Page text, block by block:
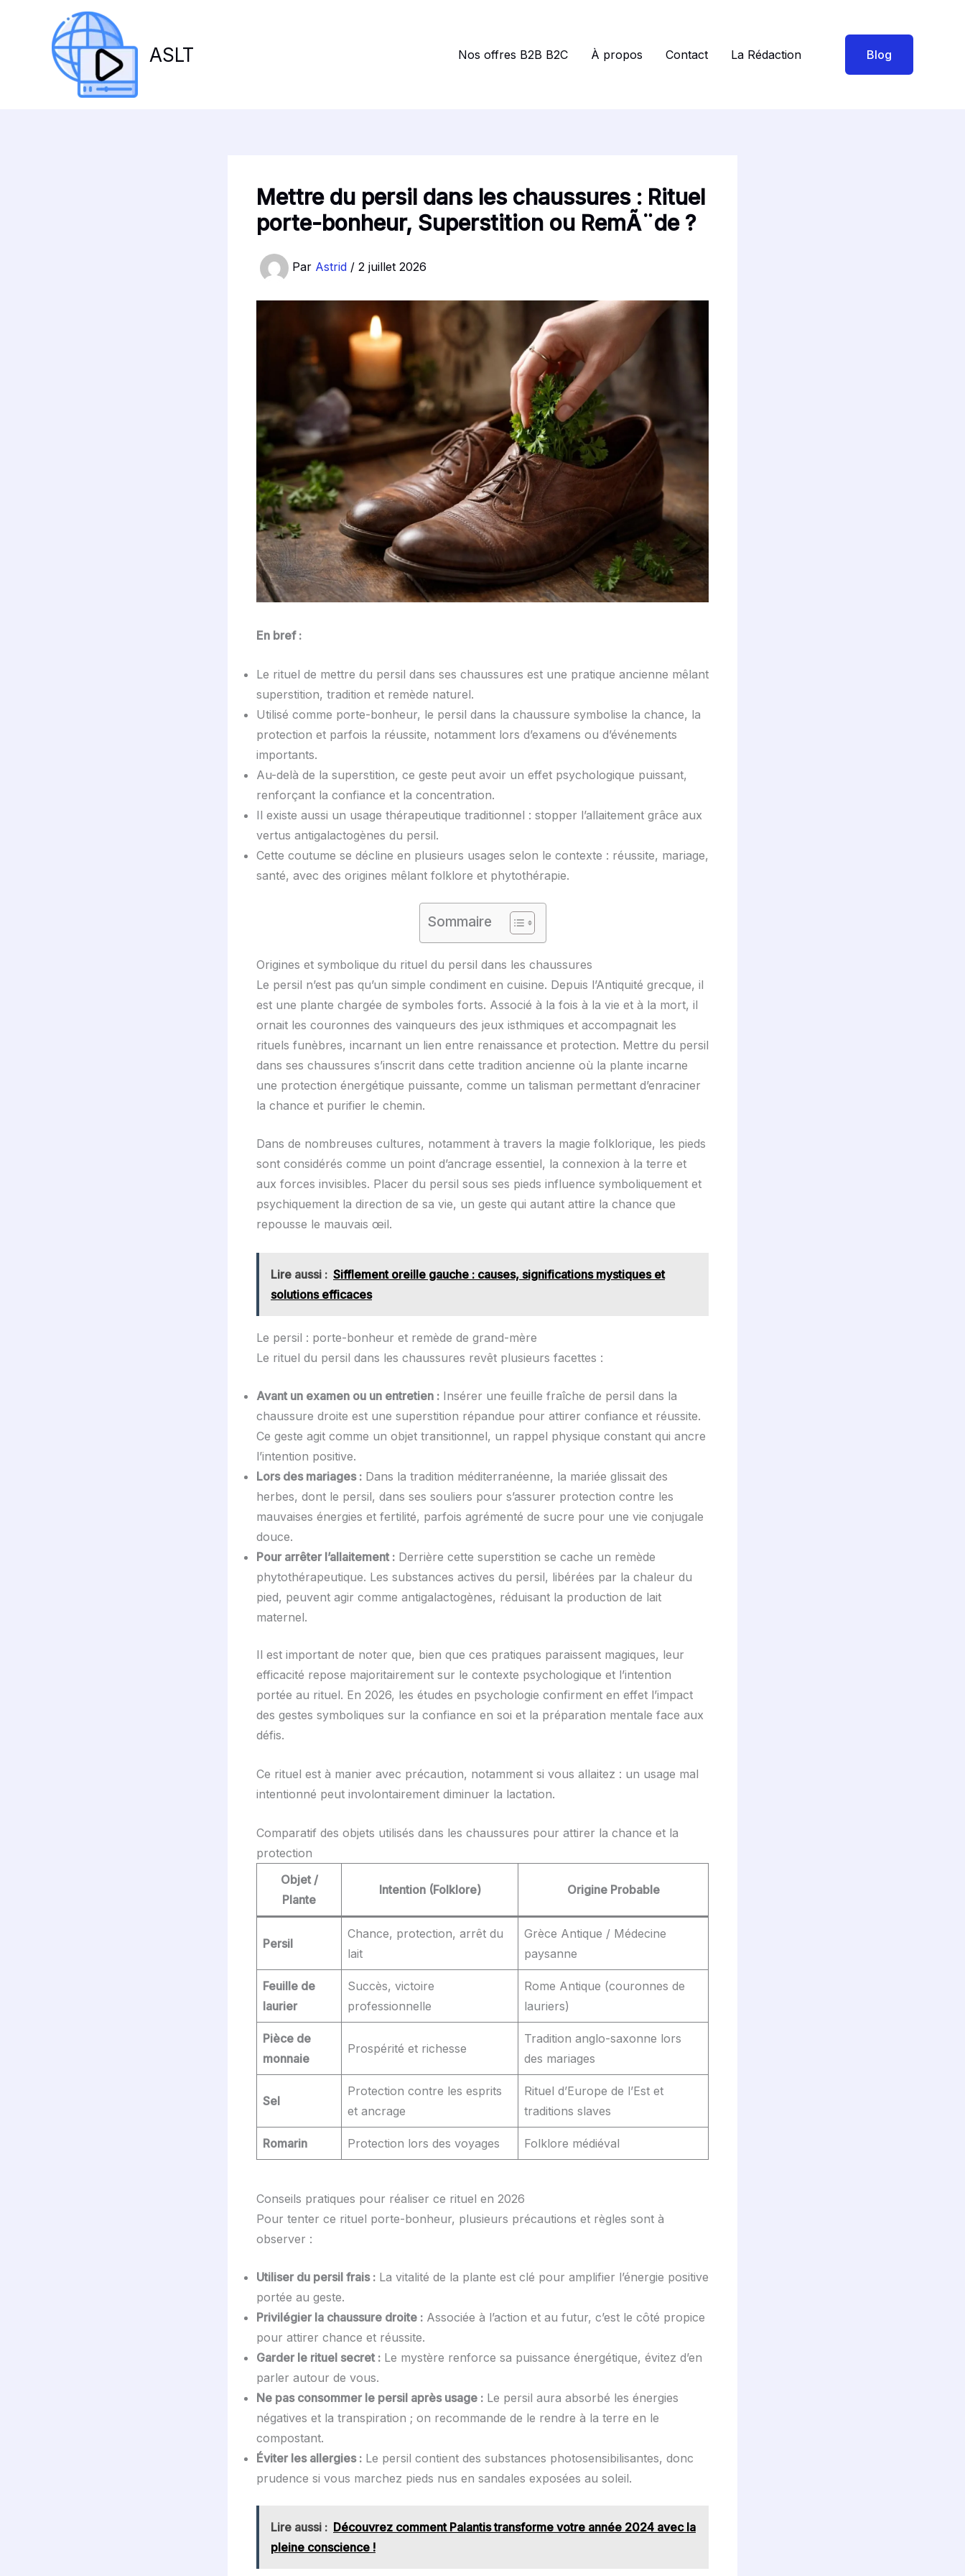
ASLT Nos offres B2B B2C À propos Contact La Rédaction Blog
Mettre du persil dans les chaussures : Rituel
porte-bonheur, Superstition ou RemÃ¨de ?
Par Astrid / 2 juillet 2026
En bref :
Le rituel de mettre du persil dans ses chaussures est une pratique ancienne mêlant
superstition, tradition et remède naturel.
Utilisé comme porte-bonheur, le persil dans la chaussure symbolise la chance, la
protection et parfois la réussite, notamment lors d’examens ou d’événements
importants.
Au-delà de la superstition, ce geste peut avoir un effet psychologique puissant,
renforçant la confiance et la concentration.
Il existe aussi un usage thérapeutique traditionnel : stopper l’allaitement grâce aux
vertus antigalactogènes du persil.
Cette coutume se décline en plusieurs usages selon le contexte : réussite, mariage,
santé, avec des origines mêlant folklore et phytothérapie.
Sommaire
Origines et symbolique du rituel du persil dans les chaussures
Le persil n’est pas qu’un simple condiment en cuisine. Depuis l’Antiquité grecque, il
est une plante chargée de symboles forts. Associé à la fois à la vie et à la mort, il
ornait les couronnes des vainqueurs des jeux isthmiques et accompagnait les
rituels funèbres, incarnant un lien entre renaissance et protection. Mettre du persil
dans ses chaussures s’inscrit dans cette tradition ancienne où la plante incarne
une protection énergétique puissante, comme un talisman permettant d’enraciner
la chance et purifier le chemin.
Dans de nombreuses cultures, notamment à travers la magie folklorique, les pieds
sont considérés comme un point d’ancrage essentiel, la connexion à la terre et
aux forces invisibles. Placer du persil sous ses pieds influence symboliquement et
psychiquement la direction de sa vie, un geste qui autant attire la chance que
repousse le mauvais œil.
Lire aussi : Sifflement oreille gauche : causes, significations mystiques et
solutions efficaces
Le persil : porte-bonheur et remède de grand-mère
Le rituel du persil dans les chaussures revêt plusieurs facettes :
Avant un examen ou un entretien : Insérer une feuille fraîche de persil dans la
chaussure droite est une superstition répandue pour attirer confiance et réussite.
Ce geste agit comme un objet transitionnel, un rappel physique constant qui ancre
l’intention positive.
Lors des mariages : Dans la tradition méditerranéenne, la mariée glissait des
herbes, dont le persil, dans ses souliers pour s’assurer protection contre les
mauvaises énergies et fertilité, parfois agrémenté de sucre pour une vie conjugale
douce.
Pour arrêter l’allaitement : Derrière cette superstition se cache un remède
phytothérapeutique. Les substances actives du persil, libérées par la chaleur du
pied, peuvent agir comme antigalactogènes, réduisant la production de lait
maternel.
Il est important de noter que, bien que ces pratiques paraissent magiques, leur
efficacité repose majoritairement sur le contexte psychologique et l’intention
portée au rituel. En 2026, les études en psychologie confirment en effet l’impact
des gestes symboliques sur la confiance en soi et la préparation mentale face aux
défis.
Ce rituel est à manier avec précaution, notamment si vous allaitez : un usage mal
intentionné peut involontairement diminuer la lactation.
Comparatif des objets utilisés dans les chaussures pour attirer la chance et la
protection
Objet /
Plante
Intention (Folklore) Origine Probable
Persil
Chance, protection, arrêt du
lait
Grèce Antique / Médecine
paysanne
Feuille de
laurier
Succès, victoire
professionnelle
Rome Antique (couronnes de
lauriers)
Pièce de
monnaie
Prospérité et richesse
Tradition anglo-saxonne lors
des mariages
Sel
Protection contre les esprits
et ancrage
Rituel d’Europe de l’Est et
traditions slaves
Romarin Protection lors des voyages Folklore médiéval
Conseils pratiques pour réaliser ce rituel en 2026
Pour tenter ce rituel porte-bonheur, plusieurs précautions et règles sont à
observer :
Utiliser du persil frais : La vitalité de la plante est clé pour amplifier l’énergie positive
portée au geste.
Privilégier la chaussure droite : Associée à l’action et au futur, c’est le côté propice
pour attirer chance et réussite.
Garder le rituel secret : Le mystère renforce sa puissance énergétique, évitez d’en
parler autour de vous.
Ne pas consommer le persil après usage : Le persil aura absorbé les énergies
négatives et la transpiration ; on recommande de le rendre à la terre en le
compostant.
Éviter les allergies : Le persil contient des substances photosensibilisantes, donc
prudence si vous marchez pieds nus en sandales exposées au soleil.
Lire aussi : Découvrez comment Palantis transforme votre année 2024 avec la
pleine conscience !